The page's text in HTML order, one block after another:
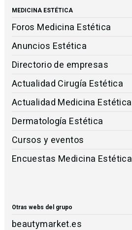
MEDICINA ESTÉTICA
Foros Medicina Estética
Anuncios Estética
Directorio de empresas
Actualidad Cirugía Estética
Actualidad Medicina Estética
Dermatología Estética
Cursos y eventos
Encuestas Medicina Estética
Otras webs del grupo
beautymarket.es